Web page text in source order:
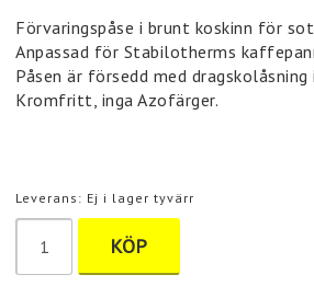
Förvaringspåse i brunt koskinn för
Anpassad för Stabilotherms
Påsen är försedd med dragskolåsning
Kromfritt, inga Azofärger.
Leverans: Ej i lager tyvärr
KÖP